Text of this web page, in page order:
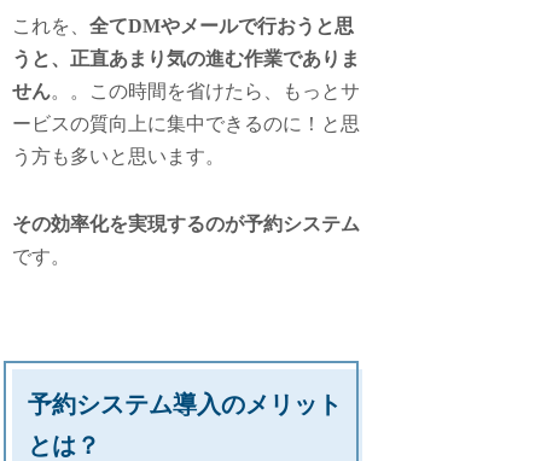
これを、全てDMやメールで行おうと思
うと、正直あまり気の進む作業でありま
せん。。この時間を省けたら、もっとサ
ービスの質向上に集中できるのに！と思
う方も多いと思います。
その効率化を実現するのが予約システム
です。
予約システム導入のメリット
とは？